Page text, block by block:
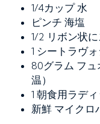
1/4カップ水
ピンチ 海塩
1/2 リボン状
1 シートラヴ
80グラム フュ
温）
1 朝食用ラデ
新鮮 マイクロ